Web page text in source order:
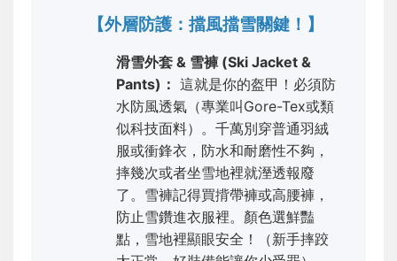
【外層防護：擋風擋雪關鍵！】
滑雪外套 & 雪褲 (Ski Jacket &
Pants)： 這就是你的盔甲！必須防
水防風透氣（專業叫Gore-Tex或類
似科技面料）。千萬別穿普通羽絨
服或衝鋒衣，防水和耐磨性不夠，
摔幾次或者坐雪地裡就溼透報廢
了。雪褲記得買揹帶褲或高腰褲，
防止雪鑽進衣服裡。顏色選鮮豔
點，雪地裡顯眼安全！（新手摔跤